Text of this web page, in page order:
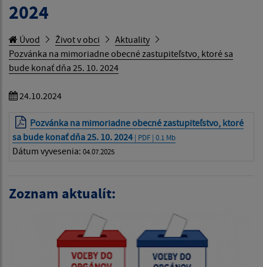
2024
Úvod Život v obci
Aktuality
Pozvánka na mimoriadne obecné zastupiteľstvo, ktoré sa
bude konať dňa 25. 10. 2024
24.10.2024
Pozvánka na mimoriadne obecné zastupiteľstvo, ktoré
sa bude konať dňa 25. 10. 2024 | PDF | 0.1 Mb
Dátum vyvesenia: 04.07.2025
Zoznam aktualít: